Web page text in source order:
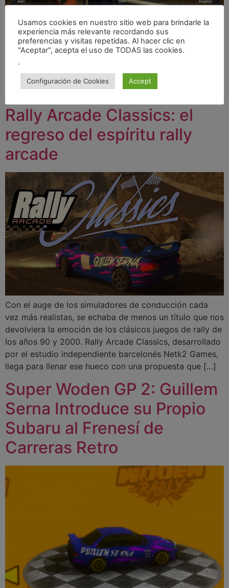
Hoy os traigo una noticia que me hace muchísima
ilusión: mi coche de rally, el Subaru Impreza STI al que
llamamos cariñosamente “MrBang”, ha sido incluido en
el nuevo videojuego “Rally Arcade Classics”, gracias a
una colaboración con el estudio desarrollador Netk2
Games. Desde el momento en que me propusieron esta
idea, supe que tenía […]
Rally Arcade Classics: el
regreso del espíritu rally
arcade
Con el auge de los simuladores de conducción cada
vez más realistas, se echaba de menos un título que nos
devolviera la emoción de los clásicos juegos de rally de
los años 90 y 2000. Rally Arcade Classics, desarrollado
por el estudio independiente barcelonés Netk2 Games,
llega para llenar ese hueco con una propuesta que […]
Super Woden GP 2: Guillem
Serna Introduce su Propio
Subaru al Frenesí de
Carreras Retro
Usamos cookies en nuestro sitio web para brindarle la
experiencia más relevante recordando sus
preferencias y visitas repetidas. Al hacer clic en
"Aceptar", acepta el uso de TODAS las cookies.
.
Configuración de Cookies Accept